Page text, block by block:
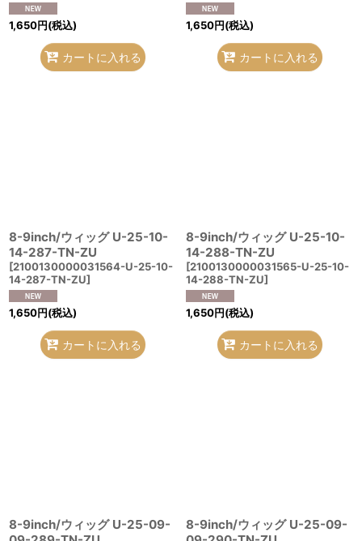
1,650円(税込)
カートに入れる
1,650円(税込)
カートに入れる
8-9inch/ウィッグ U-25-10-
14-287-TN-ZU
[2100130000031564-U-25-10-
14-287-TN-ZU]
1,650円(税込)
カートに入れる
8-9inch/ウィッグ U-25-10-
14-288-TN-ZU
[2100130000031565-U-25-10-
14-288-TN-ZU]
1,650円(税込)
カートに入れる
8-9inch/ウィッグ U-25-09-
8-9inch/ウィッグ U-25-09-